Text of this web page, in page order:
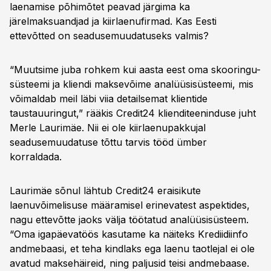
laenamise põhimõtet peavad järgima ka
järelmaksuandjad ja kiirlaenufirmad. Kas Eesti
ettevõtted on seadusemuudatuseks valmis?
“Muutsime juba rohkem kui aasta eest oma skooringu-
süsteemi ja kliendi maksevõime analüüsisüsteemi, mis
võimaldab meil läbi viia detailsemat klientide
taustauuringut,” rääkis Credit24 klienditeeninduse juht
Merle Laurimäe. Nii ei ole kiirlaenupakkujal
seadusemuudatuse tõttu tarvis tööd ümber
korraldada.
Laurimäe sõnul lähtub Credit24 eraisikute
laenuvõimelisuse määramisel erinevatest aspektides,
nagu ettevõtte jaoks välja töötatud analüüsisüsteem.
“Oma igapäevatöös kasutame ka näiteks Krediidiinfo
andmebaasi, et teha kindlaks ega laenu taotlejal ei ole
avatud maksehäireid, ning paljusid teisi andmebaase.